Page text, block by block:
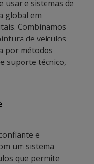
usar e sistemas de
global em
Combinamos
de veículos
por métodos
suporte técnico,
e
um sistema
que permite